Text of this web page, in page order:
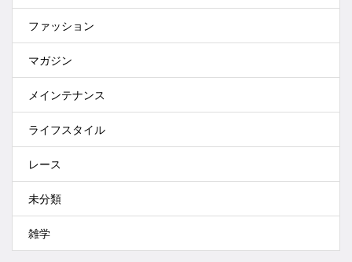
ファッション
マガジン
メインテナンス
ライフスタイル
レース
未分類
雑学